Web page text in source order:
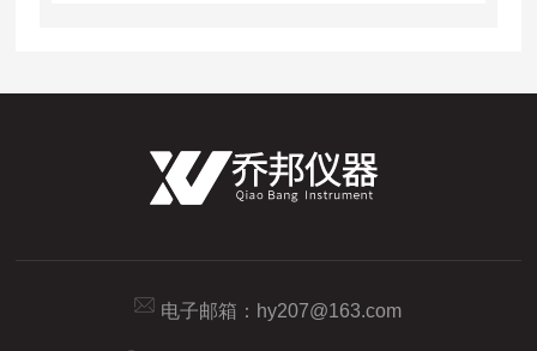
电子邮箱： hy207@163.com